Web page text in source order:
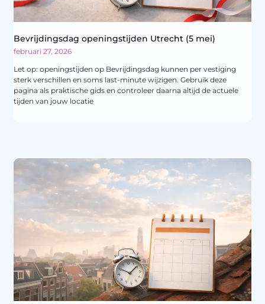
Bevrijdingsdag openingstijden Utrecht (5 mei)
februari 27, 2026
Let op: openingstijden op Bevrijdingsdag kunnen per vestiging
sterk verschillen en soms last-minute wijzigen. Gebruik deze
pagina als praktische gids en controleer daarna altijd de actuele
tijden van jouw locatie